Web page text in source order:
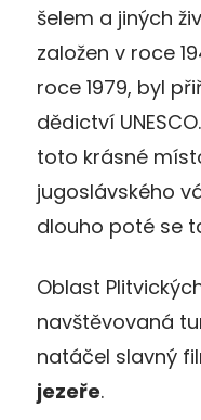
šelem a jiných
založen v roce
roce 1979, byl
dědictví
toto krásné
jugoslávského
dlouho poté se
Oblast
navštěvovaná
natáčel slavný
jezeře.